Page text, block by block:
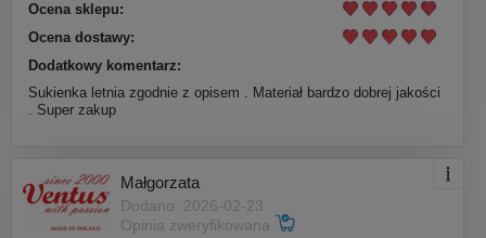
Ocena sklepu:
Ocena dostawy:
Dodatkowy komentarz:
Sukienka letnia zgodnie z opisem . Materiał bardzo dobrej jakości
. Super zakup
Małgorzata
Dodano: 2026-02-23
Opinia zweryfikowana